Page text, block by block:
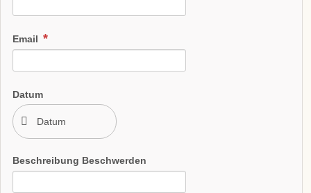
Email
Datum
Beschreibung Beschwerden